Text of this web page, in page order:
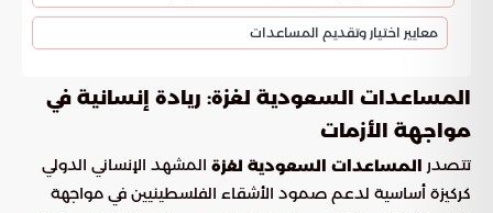
معايير اختيار وتقديم المساعدات
المساعدات السعودية لغزة: ريادة إنسانية في
مواجهة الأزمات
تتصدر المساعدات السعودية لغزة المشهد الإنساني الدولي
كركيزة أساسية لدعم صمود الأشقاء الفلسطينيين في مواجهة